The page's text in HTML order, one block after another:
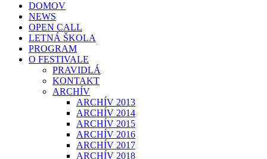
DOMOV
NEWS
OPEN CALL
LETNÁ ŠKOLA
PROGRAM
O FESTIVALE
PRAVIDLÁ
KONTAKT
ARCHÍV
ARCHÍV 2013
ARCHÍV 2014
ARCHÍV 2015
ARCHÍV 2016
ARCHÍV 2017
ARCHÍV 2018